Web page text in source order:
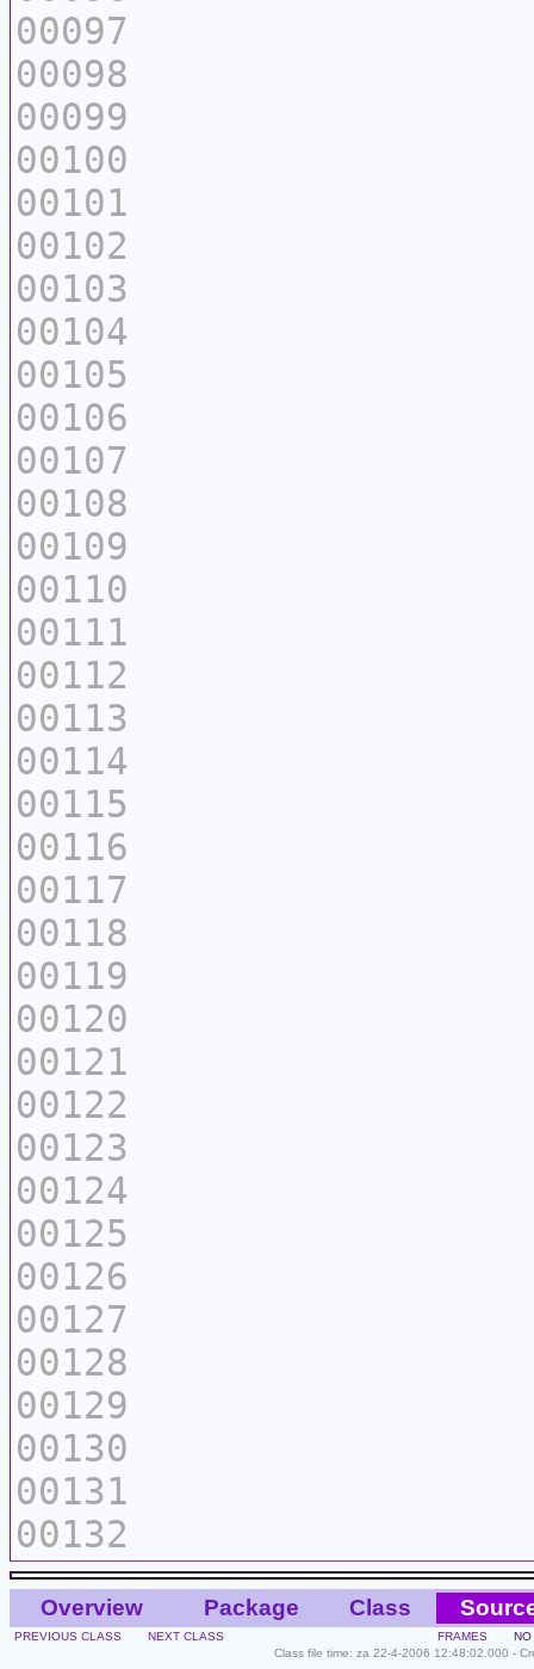
00097
00098
00099
00100
00101
00102
00103
00104
00105
00106
00107
00108
00109
00110
00111
00112
00113
00114
00115
00116
00117
00118
00119
00120
00121
00122
00123
00124
00125
00126
00127
00128
00129
00130
00131
00132
Overview Package Class
PREVIOUS CLASS NEXT CLASS FRAMES
NO
Class file time: za 22-4-2006 12:48:02.000 -